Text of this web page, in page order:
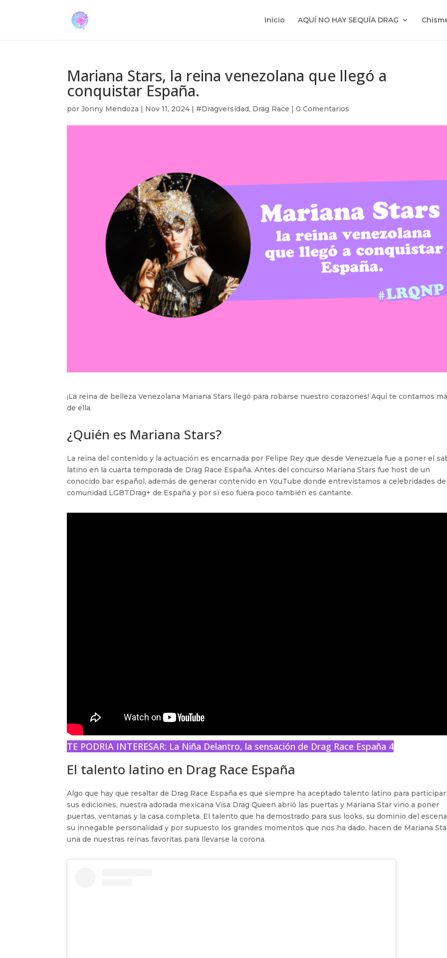
Inicio AQUÍ NO HAY SEQUÍA DRAG
Mariana Stars, la reina venezolana que llegó a
conquistar España.
porJonny Mendoza | Nov 11, 2024 | #Dragversidad, Drag Race |0 Comentarios
¡La reina de belleza Venezolana Mariana Stars llegó para robarse nuestro corazones! Aquí te contamos
de ella.
¿Quién es Mariana Stars?
La reina del contenido y la actuación es encarnada por Felipe Rey que desde Venezuela fue a poner el
latino en la cuarta temporada de Drag Race España. Antes del concurso Mariana Stars fue host de un
conocido bar español, además de generar contenido en YouTube donde entrevistamos a celebridades de
comunidad LGBTDrag+ de España y por si eso fuera poco también es cantante.
TE PODRIA INTERESAR: La Niña Delantro, la sensación de Drag Race España 4
El talento latino en Drag Race España
Algo que hay que resaltar de Drag Race España es que siempre ha aceptado talento latino para
sus ediciones, nuestra adorada mexicana Visa Drag Queen abrió las puertas y Mariana Star vino a poner
puertas, ventanas y la casa completa. El talento que ha demostrado para sus looks, su dominio del
su innegable personalidad y por supuesto los grandes momentos que nos ha dado, hacen de Mariana
una de nuestras reinas favoritas para llevarse la corona.